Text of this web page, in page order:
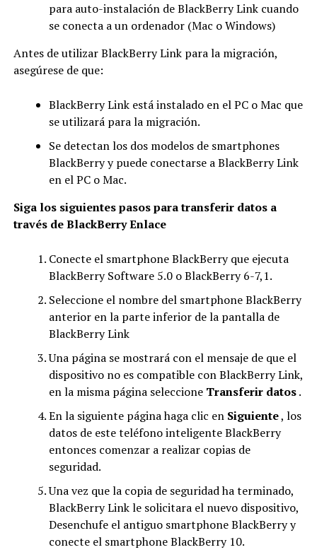
para auto-instalación de BlackBerry Link cuando
se conecta a un ordenador (Mac o Windows)
Antes de utilizar BlackBerry Link para la migración,
asegúrese de que:
BlackBerry Link está instalado en el PC o Mac que
se utilizará para la migración.
Se detectan los dos modelos de smartphones
BlackBerry y puede conectarse a BlackBerry Link
en el PC o Mac.
Siga los siguientes pasos para transferir datos a
través de BlackBerry Enlace
Conecte el smartphone BlackBerry que ejecuta
BlackBerry Software 5.0 o BlackBerry 6-7,1.
Seleccione el nombre del smartphone BlackBerry
anterior en la parte inferior de la pantalla de
BlackBerry Link
Una página se mostrará con el mensaje de que el
dispositivo no es compatible con BlackBerry Link,
en la misma página seleccione Transferir datos.
En la siguiente página haga clic en Siguiente, los
datos de este teléfono inteligente BlackBerry
entonces comenzar a realizar copias de
seguridad.
Una vez que la copia de seguridad ha terminado,
BlackBerry Link le solicitara el nuevo dispositivo,
Desenchufe el antiguo smartphone BlackBerry y
conecte el smartphone BlackBerry 10.